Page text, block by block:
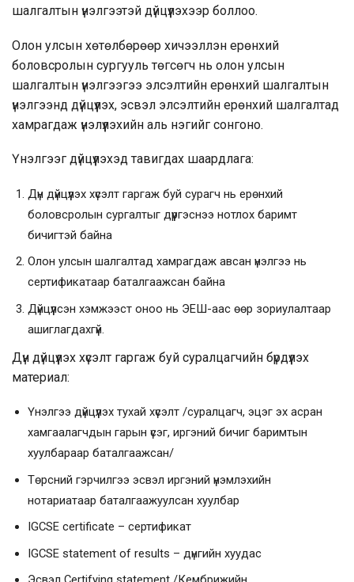
шалгалтын үнэлгээтэй дүйцүүлэхээр боллоо.
Олон улсын хөтөлбөрөөр хичээллэн ерөнхий
боловсролын сургууль төгсөгч нь олон улсын
шалгалтын үнэлгээгээ элсэлтийн ерөнхий шалгалтын
үнэлгээнд дүйцүүлэх, эсвэл элсэлтийн ерөнхий шалгалтад
хамрагдаж үнэлүүлэхийн аль нэгийг сонгоно.
Үнэлгээг дүйцүүлэхэд тавигдах шаардлага:
Дүн дүйцүүлэх хүсэлт гаргаж буй сурагч нь ерөнхий
боловсролын сургалтыг дүүргэснээ нотлох баримт
бичигтэй байна
Олон улсын шалгалтад хамрагдаж авсан үнэлгээ нь
сертификатаар баталгаажсан байна
Дүйцүүлсэн хэмжээст оноо нь ЭЕШ-аас өөр зориулалтаар
ашиглагдахгүй.
Дүн дүйцүүлэх хүсэлт гаргаж буй суралцагчийн бүрдүүлэх
материал:
Үнэлгээ дүйцүүлэх тухай хүсэлт /суралцагч, эцэг эх асран
хамгаалагчдын гарын үсэг, иргэний бичиг баримтын
хуулбараар баталгаажсан/
Төрсний гэрчилгээ эсвэл иргэний үнэмлэхийн
нотариатаар баталгаажуулсан хуулбар
IGCSE certificate – сертификат
IGCSE statement of results – дүнгийн хуудас